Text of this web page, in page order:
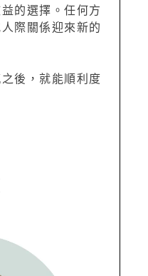
的選擇。任何方
際關係迎來新的
後，就能順利度